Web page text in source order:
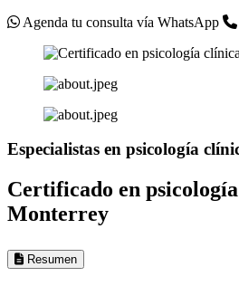
Agenda tu consulta vía WhatsApp
Especialistas en psicología
Certificado en
Monterrey
Resumen